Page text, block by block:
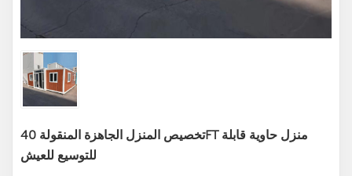
تخصيص المنزل الجاهزة المنقولة 40FT منزل حاوية قابلة
للتوسيع للعيش